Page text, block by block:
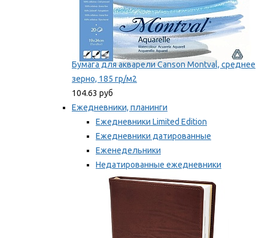
Бумага для акварели Canson Montval, среднее
зерно, 185 гр/м2
104.63 руб
Ежедневники, планинги
Ежедневники Limited Edition
Ежедневники датированные
Еженедельники
Недатированные ежедневники
Планинги
Мы рекомендуем